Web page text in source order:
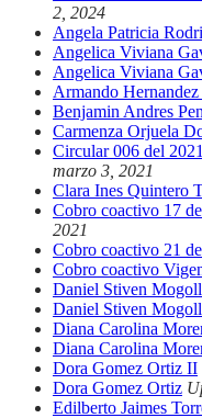
2, 2024
Angela Patricia
Angelica Viviana
Angelica Viviana
Armando Hernandez
Benjamin Andres
Carmenza Orjuela
Circular 006 del
marzo 3, 2021
Clara Ines Quintero
Cobro coactivo 17
2021
Cobro coactivo 21
Cobro coactivo
Daniel Stiven
Daniel Stiven
Diana Carolina
Diana Carolina
Dora Gomez Ortiz II
Dora Gomez Ortiz
Edilberto Jaimes